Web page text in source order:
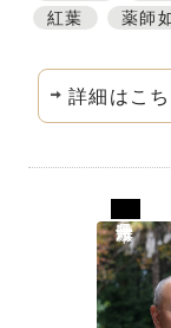
紅葉
薬師
詳細はこ